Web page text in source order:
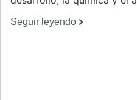
Seguir leyendo